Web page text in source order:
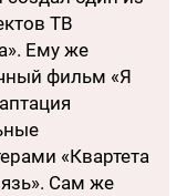
ТВ
Ему же
фильм «Я
«Квартета
Сам же